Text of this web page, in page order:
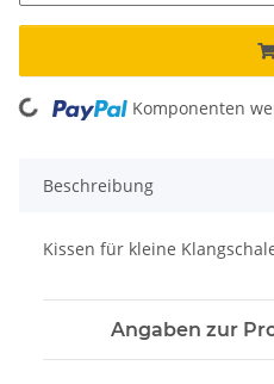
Loading... Komponenten
Beschreibung
Kissen für kleine
Angaben zur